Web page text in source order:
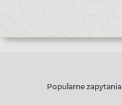
Popularne zapytania